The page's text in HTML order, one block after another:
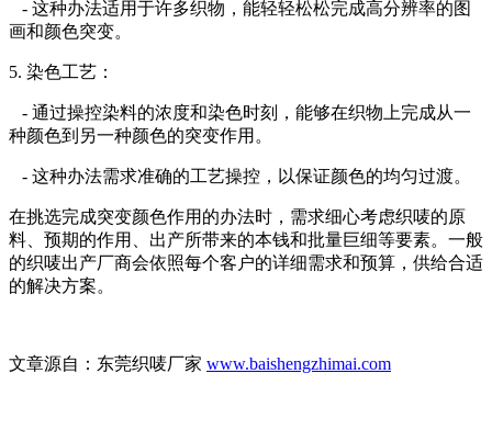
- 这种办法适用于许多织物，能轻轻松松完成高分辨率的图
画和颜色突变。
5. 染色工艺：
- 通过操控染料的浓度和染色时刻，能够在织物上完成从一
种颜色到另一种颜色的突变作用。
- 这种办法需求准确的工艺操控，以保证颜色的均匀过渡。
在挑选完成突变颜色作用的办法时，需求细心考虑织唛的原
料、预期的作用、出产所带来的本钱和批量巨细等要素。一般
的织唛出产厂商会依照每个客户的详细需求和预算，供给合适
的解决方案。
文章源自：东莞织唛厂家 www.baishengzhimai.com